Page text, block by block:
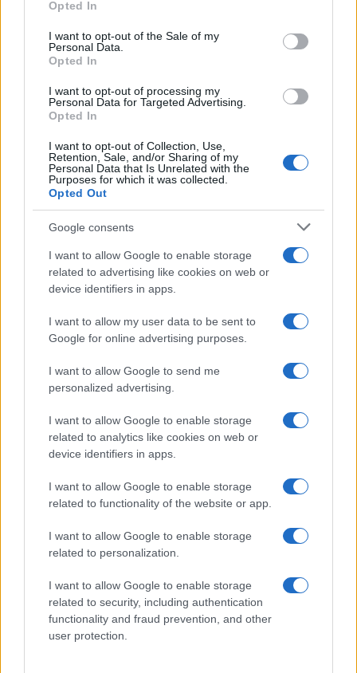
use your data for below specified purposes in below Google
consent section.
Opted In
I want to opt-out of the Sale of my
Personal Data.
Opted In
I want to opt-out of processing my
Personal Data for Targeted Advertising.
Opted In
I want to opt-out of Collection, Use,
Retention, Sale, and/or Sharing of my
Personal Data that Is Unrelated with the
Purposes for which it was collected.
Opted Out
Google consents
I want to allow Google to enable storage
related to advertising like cookies on web or
device identifiers in apps.
I want to allow my user data to be sent to
Google for online advertising purposes.
I want to allow Google to send me
personalized advertising.
I want to allow Google to enable storage
related to analytics like cookies on web or
device identifiers in apps.
I want to allow Google to enable storage
related to functionality of the website or app.
I want to allow Google to enable storage
related to personalization.
I want to allow Google to enable storage
related to security, including authentication
functionality and fraud prevention, and other
user protection.
Az is „lehetséges”, hogy Izrael felléphet Irán
ellen, ha úgy ítéli meg, hogy Teherán
közreműködött a támadásban – tette hozzá
a volt vezető diplomata.
Kissinger szerint Oroszország folyamatos
ukrajnai agressziója a Hamász Izrael elleni
támadásával párosulva „alapvető támadást
jelent a fennálló nemzetközi rendszer ellen”.
Maradj csendben, ha csak
hülyeségeket tudsz mondani az izraeli
A véleménycikkek nem feltétlenül tükrözik a
Neokohn szerkesztőségének az álláspontját.